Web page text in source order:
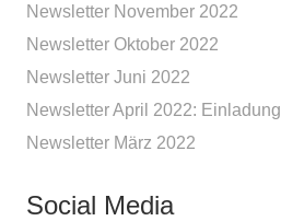
Newsletter November 2022
Newsletter Oktober 2022
Newsletter Juni 2022
Newsletter April 2022: Einladung
Newsletter März 2022
Social Media